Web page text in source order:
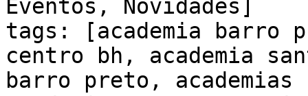
Eventos, Novidades]
tags: [academia barro
centro bh, academia
barro preto,